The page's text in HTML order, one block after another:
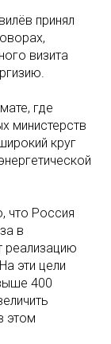
принял
визита
где
министерств
круг
что Россия
в
реализацию
эти цели
400
этом